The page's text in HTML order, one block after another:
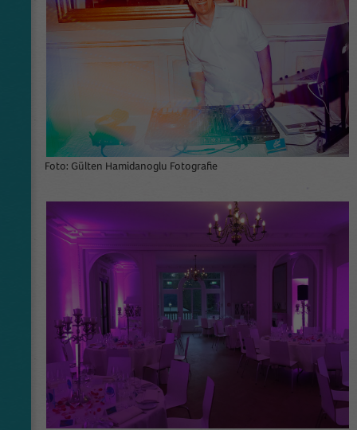
Foto: Gülten Hamidanoglu Fotografie